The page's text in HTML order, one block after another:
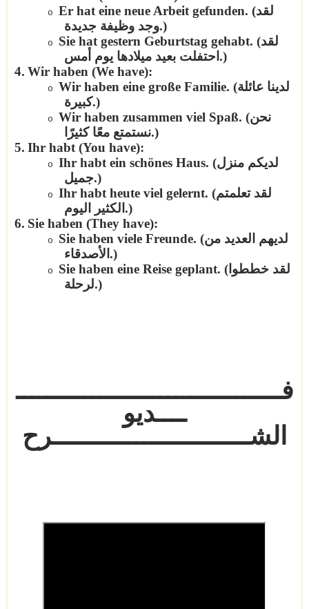
o Er hat eine neue Arbeit gefunden. (لقد
وجد وظيفة جديدة.)
o Sie hat gestern Geburtstag gehabt. (لقد
احتفلت بعيد ميلادها يوم أمس .)
4. Wir haben (We have):
o Wir haben eine große Familie. (لدينا عائلة
كبيرة.)
o Wir haben zusammen viel Spaß. (نحن
نستمتع معًا كثيرًا.)
5. Ihr habt (You have):
o Ihr habt ein schönes Haus. (لديكم منزل
جميل.)
o Ihr habt heute viel gelernt. (لقد تعلمتم
الكثير اليوم .)
6. Sie haben (They have):
o Sie haben viele Freunde. (لديهم العديد من
الأصدقاء .)
o Sie haben eine Reise geplant. (لقد خططوا
لرحلة.)
فـــــــــــــــــــــــــــــــــــ
ــــديو
الشــــــــــــــــــــــــــرح